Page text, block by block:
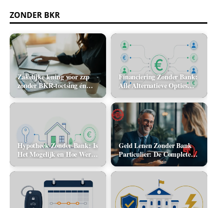
ZONDER BKR
Zakelijke lening voor zzp
zonder BKR-toetsing én
zonder jaarcijfers: kan het
in 2026?
Financiering Zonder Bank:
Alle Alternatieve Opties
Hypotheek Zonder Bank: Is
Het Mogelijk en Hoe Werkt
Geld Lenen Zonder Bank
Particulier: De Complete
Gids (2026)